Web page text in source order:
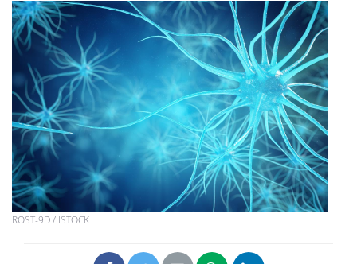
ROST-9D / ISTOCK